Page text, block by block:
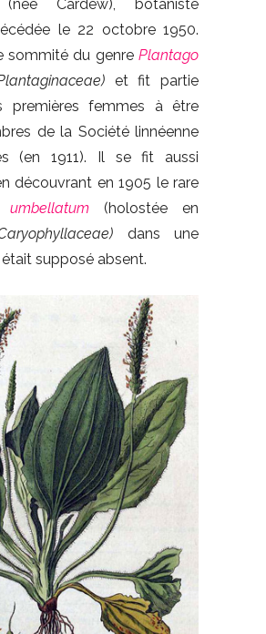
Cardew), botaniste
le 22 octobre 1950.
sommité du genre Plantago
et fit partie
premières femmes à être
de la Société linnéenne
(en 1911). Il se fit aussi
découvrant en 1905 le rare
umbellatum (holostée en
dans une
supposé absent.